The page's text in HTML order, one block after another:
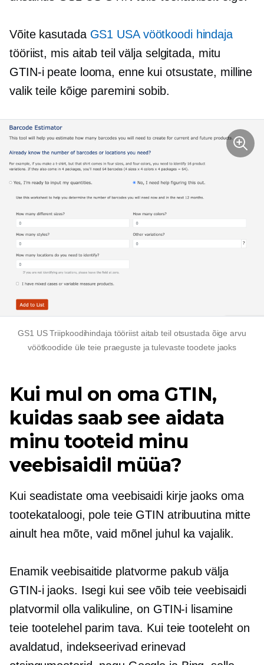
Võite kasutada GS1 USA vöötkoodi hindaja
tööriist, mis aitab teil välja selgitada, mitu
GTIN-i peate looma, enne kui otsustate, milline
valik teile kõige paremini sobib.
GS1 US Triipkoodihindaja tööriist aitab teil otsustada õige arvu
vöötkoodide üle teie praeguste ja tulevaste toodete jaoks
Kui mul on oma GTIN,
kuidas saab see aidata
minu tooteid minu
veebisaidil müüa?
Kui seadistate oma veebisaidi kirje jaoks oma
tootekataloogi, pole teie GTIN atribuutina mitte
ainult hea mõte, vaid mõnel juhul ka vajalik.
Enamik veebisaitide platvorme pakub välja
GTIN-i jaoks. Isegi kui see võib teie veebisaidi
platvormil olla valikuline, on GTIN-i lisamine
teie tootelehel parim tava. Kui teie tooteleht on
avaldatud, indekseerivad erinevad